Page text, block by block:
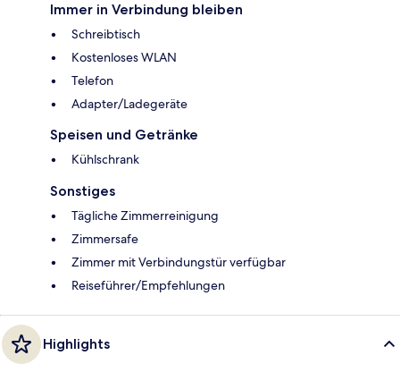
Immer in Verbindung bleiben
Schreibtisch
Kostenloses WLAN
Telefon
Adapter/Ladegeräte
Speisen und Getränke
Kühlschrank
Sonstiges
Tägliche Zimmerreinigung
Zimmersafe
Zimmer mit Verbindungstür verfügbar
Reiseführer/Empfehlungen
Highlights